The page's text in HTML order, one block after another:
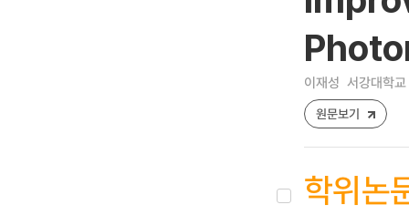
이재성 서강대학
원문보기
학위논